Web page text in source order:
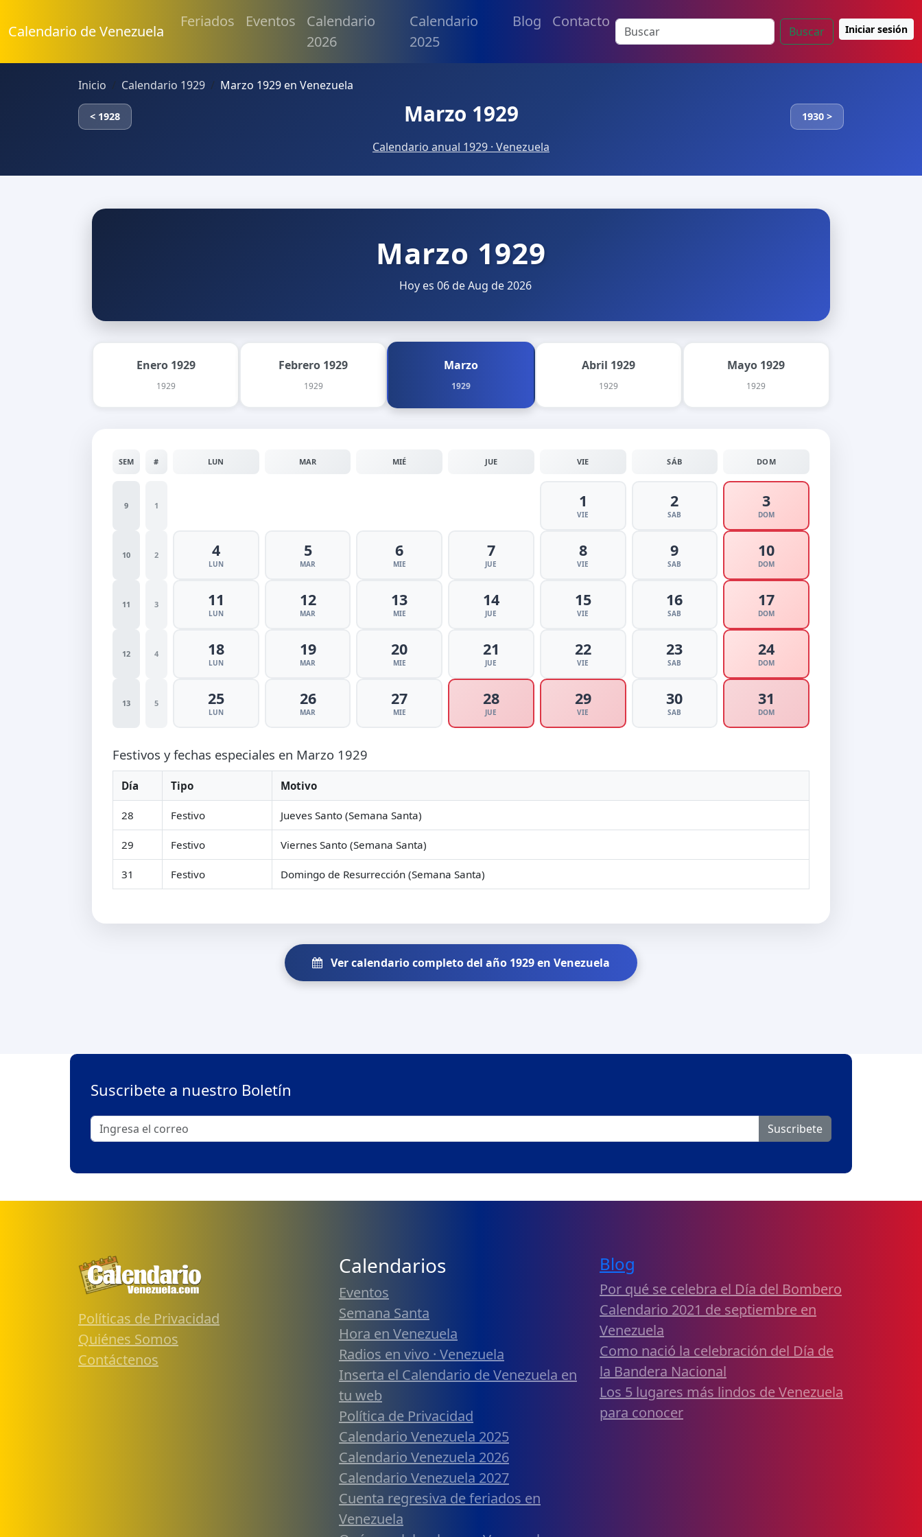
Calendario de Venezuela
Feriados Eventos
Calendario
2026
Calendario
2025
Blog Contacto
Buscar Iniciar sesión
Inicio Calendario 1929 Marzo 1929 en Venezuela
< 1928 Marzo 1929 1930 >
Calendario anual 1929 · Venezuela
Marzo 1929
Hoy es 06 de Aug de 2026
Enero 1929
1929
Febrero 1929
1929
Marzo
1929
Abril 1929
1929
Mayo 1929
1929
SEM # LUN MAR MIÉ JUE VIE SÁB DOM
9 1 1
VIE
2
SAB
3
DOM
10 2 4
LUN
5
MAR
6
MIE
7
JUE
8
VIE
9
SAB
10
DOM
11 3 11
LUN
12
MAR
13
MIE
14
JUE
15
VIE
16
SAB
17
DOM
12 4 18
LUN
19
MAR
20
MIE
21
JUE
22
VIE
23
SAB
24
DOM
13 5 25
LUN
26
MAR
27
MIE
28
JUE
29
VIE
30
SAB
31
DOM
Festivos y fechas especiales en Marzo 1929
Día Tipo Motivo
28 Festivo Jueves Santo (Semana Santa)
29 Festivo Viernes Santo (Semana Santa)
31 Festivo Domingo de Resurrección (Semana Santa)
Ver calendario completo del año 1929 en Venezuela
Suscribete a nuestro Boletín
Suscribete
Políticas de Privacidad
Quiénes Somos
Contáctenos
Calendarios
Eventos
Semana Santa
Hora en Venezuela
Radios en vivo · Venezuela
Inserta el Calendario de Venezuela en
tu web
Política de Privacidad
Calendario Venezuela 2025
Calendario Venezuela 2026
Calendario Venezuela 2027
Cuenta regresiva de feriados en
Venezuela
Blog
Por qué se celebra el Día del Bombero
Calendario 2021 de septiembre en
Venezuela
Como nació la celebración del Día de
la Bandera Nacional
Los 5 lugares más lindos de Venezuela
para conocer